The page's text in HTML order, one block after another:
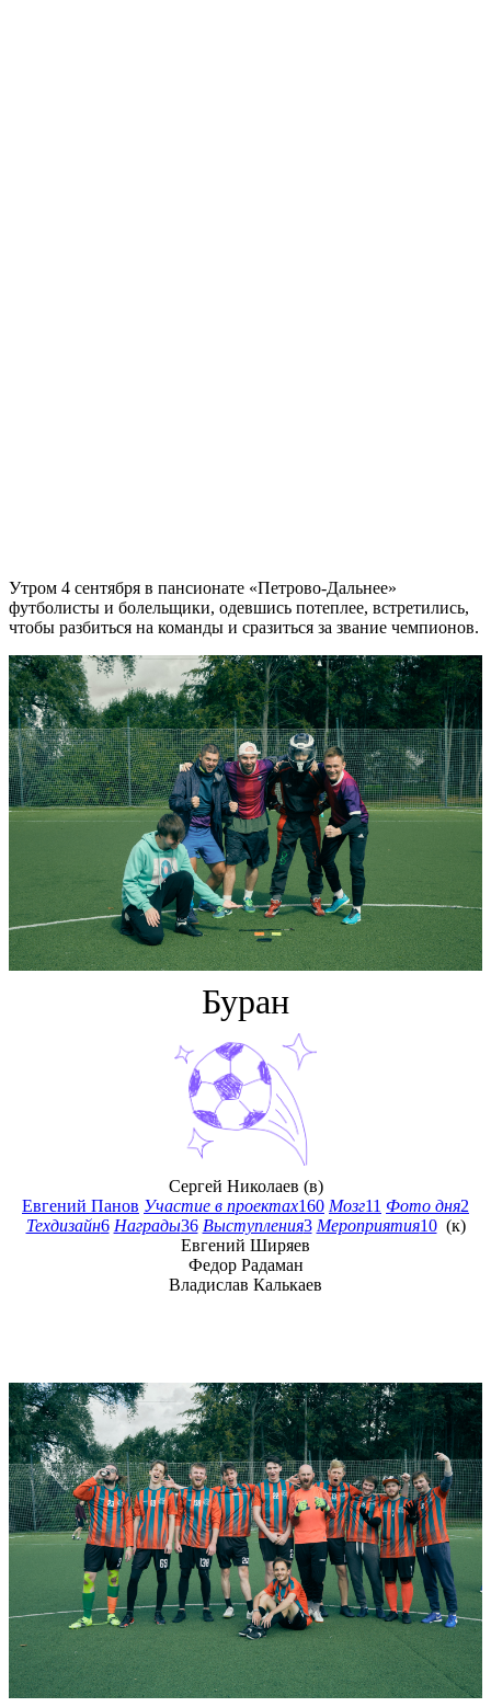
Утром 4 сентября в пансионате «Петрово-Дальнее»
футболисты и болельщики, одевшись потеплее, встретились,
чтобы разбиться на команды и сразиться за звание чемпионов.
Буран
Сергей Николаев (в)
Евгений Панов Участие в проектах160 Мозг11 Фото дня2
Техдизайн6 Награды36 Выступления3 Мероприятия10 (к)
Евгений Ширяев
Федор Радаман
Владислав Калькаев